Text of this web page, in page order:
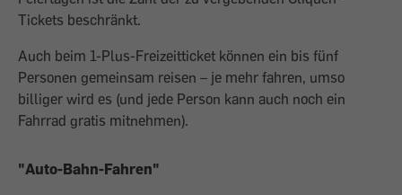
Tickets beschränkt.
Auch beim 1-Plus-Freizeitticket können ein bis fünf
Personen gemeinsam reisen – je mehr fahren, umso
billiger wird es (und jede Person kann auch noch ein
Fahrrad gratis mitnehmen).
"Auto-Bahn-Fahren"